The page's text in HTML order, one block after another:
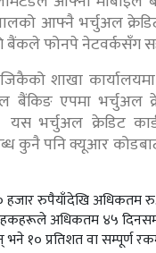
आफ्नै भर्चुअल
बैंकले फोनपे नेटवर्कसँग
शाखा
बैंकिङ एपमा भर्चुअल
भर्चुअल क्रेडिट
कुनै पनि क्यूआर
हजार रुपैयाँदेखि अधिकतम
अधिकतम ४५
भने १० प्रतिशत वा सम्पूर्ण